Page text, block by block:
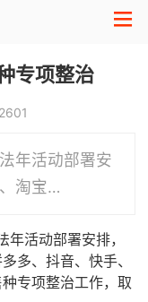
专项整治
年活动部署安
淘宝…
活动部署安排，
多、抖音、快手、
专项整治工作，取